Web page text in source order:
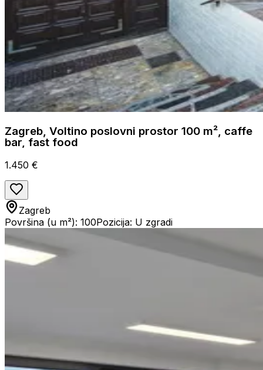
Zagreb, Voltino poslovni prostor 100 m², caffe
bar, fast food
1.450 €
Zagreb
Površina (u m²): 100Pozicija: U zgradi